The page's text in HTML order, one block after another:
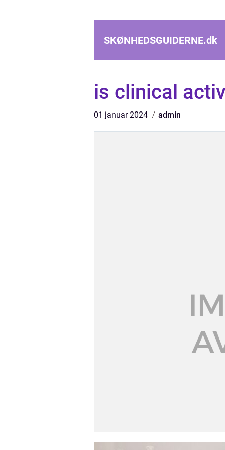
SKØNHEDSGUIDERNE.dk
is clinical
01 januar 2024 admin